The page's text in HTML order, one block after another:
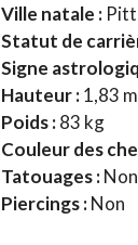
Ville natale :
Statut de
Signe
Hauteur :1,83 m
Poids :83 kg
Couleur des
Tatouages :Non
Piercings :Non